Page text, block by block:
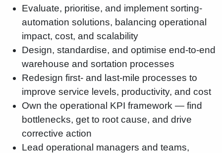
Evaluate, prioritise, and implement sorting-
automation solutions, balancing operational
impact, cost, and scalability
Design, standardise, and optimise end-to-end
warehouse and sortation processes
Redesign first- and last-mile processes to
improve service levels, productivity, and cost
Own the operational KPI framework — find
bottlenecks, get to root cause, and drive
corrective action
Lead operational managers and teams,